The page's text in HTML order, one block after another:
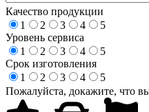
Качество продукции
1
2 3 4
5
Уровень сервиса
1
2 3 4
5
Срок изготовления
1
2 3 4
5
Пожалуйста, докажите, что